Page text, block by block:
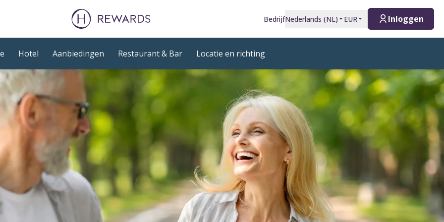
BedrijfNederlands (NL) EUR Inloggen
Hotel Aanbiedingen Restaurant & Bar Locatie en richting